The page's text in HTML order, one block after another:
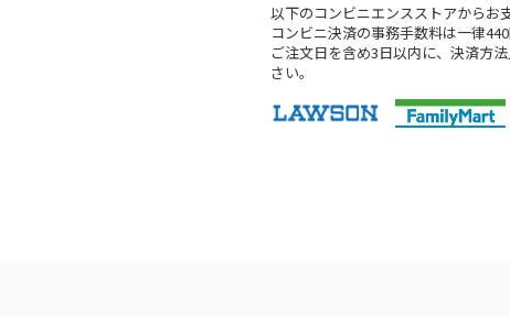
以下のコンビニエンスストアからお
コンビニ決済の事務手数料は一律
ご注文日を含め3日以内に、決済方
さい。